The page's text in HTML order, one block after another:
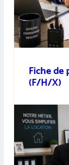
Fiche de
(F/H/X)